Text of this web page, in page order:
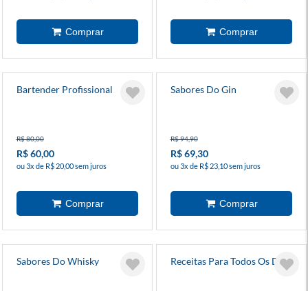
Bartender Profissional
R$ 80,00
R$ 60,00
ou 3x de R$ 20,00 sem juros
Sabores Do Gin
R$ 94,90
R$ 69,30
ou 3x de R$ 23,10 sem juros
Sabores Do Whisky Receitas Para Todos Os Dias